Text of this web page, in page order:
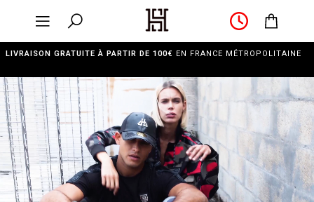
LIVRAISON GRATUITE À PARTIR DE 100€ EN FRANCE MÉTROPOLITAINE